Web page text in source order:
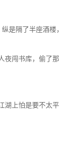
是隔了半座酒楼，
夜闯书库，偷了那
湖上怕是要不太平